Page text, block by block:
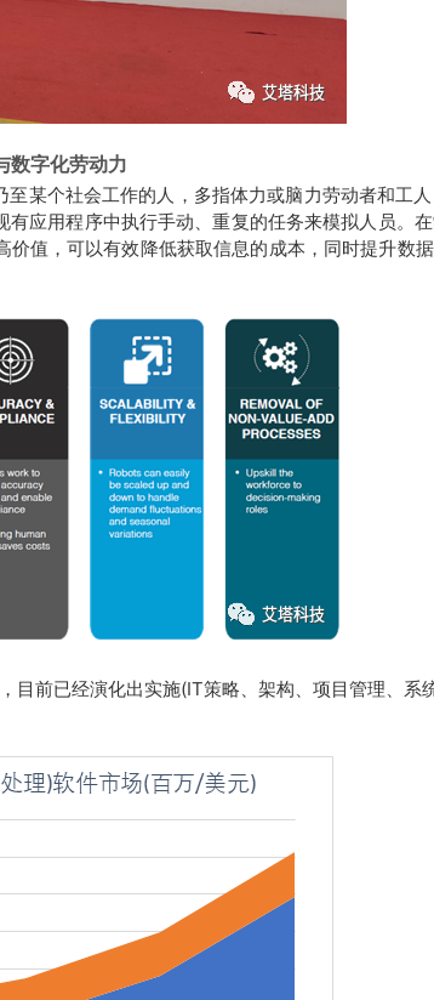
数字化劳动力
个社会工作的人，多指体力或脑力劳动者和工
有应用程序中执行手动、重复的任务来模拟人员。
值，可以有效降低获取信息的成本，同时提升数
前已经演化出实施(IT策略、架构、项目管理、系